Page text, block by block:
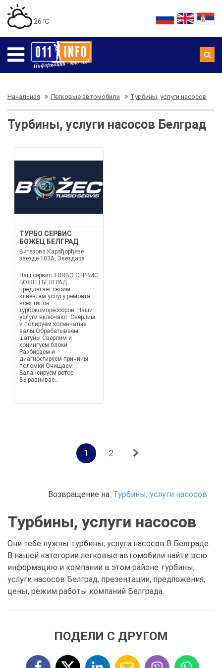
26 ℃
Начальная Легковые автомобили Турбины, услуги насосов
Турбины, услуги насосов Белград
ТУРБО СЕРВИС
БОЖЕЦ БЕЛГРАД
Витезова Карађорђеве
звезде 103А, Звездара
Наш сервис TURBO СЕРВИС
БОЖЕЦ БЕЛГРАД
предлагает своим
клиентам услугу ремонта
всех типов
турбокомпрессоров. Наши
услуги включают: Сверлим
и полируем коленчатые
валы Обрабатываем
шатуны Сверлим и
хонингуем блоки
Разбираем и
диагностируем причины
поломки Очищаем
Балансируем ротор
Выравнивае...
1 2
Возвращение на: Турбины, услуги насосов
Турбины, услуги насосов
Они тебе нужны турбины, услуги насосов В Белграде.
В нашей категории легковые автомобили найти всю
информацию и компании в этом районе турбины,
услуги насосов Белград, презентации, предложения,
цены, режим работы компаний Белграда.
ПОДЕЛИ С ДРУГОМ